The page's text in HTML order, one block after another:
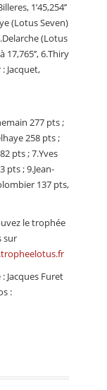
1’45,254’’
(Lotus Seven)
(Lotus
6.Thiry
Jacquet,
277 pts ;
258 pts ;
pts ; 7.Yves
pts ; 9.Jean-
137 pts,
le trophée
sur
Jacques Furet
: